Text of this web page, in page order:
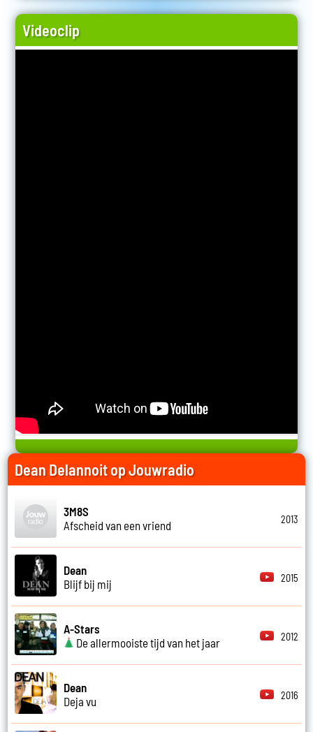
Videoclip
Dean Delannoit op Jouwradio
3M8S
Afscheid van een vriend
2013
Dean
Blijf bij mij
2015
A-Stars
De allermooiste tijd van het jaar
2012
Dean
Deja vu
2016